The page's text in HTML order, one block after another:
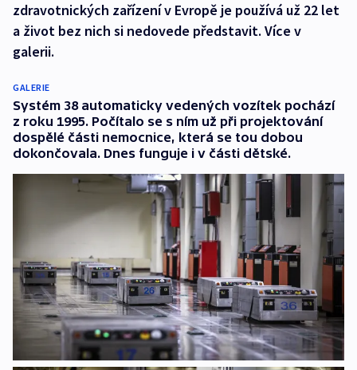
zdravotnických zařízení v Evropě je používá už 22 let
a život bez nich si nedovede představit. Více v
galerii.
GALERIE
Systém 38 automaticky vedených vozítek pochází
z roku 1995. Počítalo se s ním už při projektování
dospělé části nemocnice, která se tou dobou
dokončovala. Dnes funguje i v části dětské.